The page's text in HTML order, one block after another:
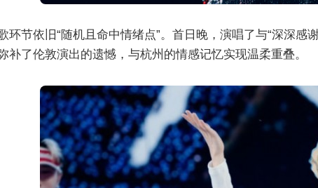
环节依旧“随机且命中情绪点”。首日晚，演唱了与“深深
补了伦敦演出的遗憾，与杭州的情感记忆实现温柔重叠。